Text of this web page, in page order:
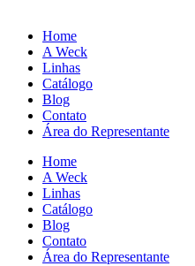
Home
A Weck
Linhas
Catálogo
Blog
Contato
Área do Representante
Home
A Weck
Linhas
Catálogo
Blog
Contato
Área do Representante